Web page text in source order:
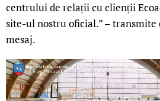
centrului de relații cu clienții
site-ul nostru oficial.” –
mesaj.